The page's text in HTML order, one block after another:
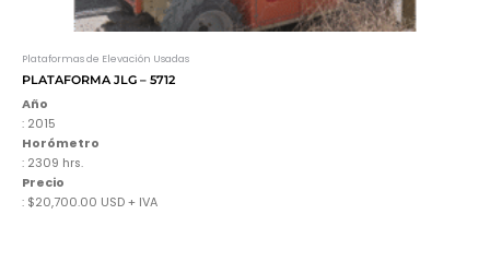
Plataformas de Elevación Usadas
PLATAFORMA JLG – 5712
Año
: 2015
Horómetro
: 2309 hrs.
Precio
: $20,700.00 USD + IVA